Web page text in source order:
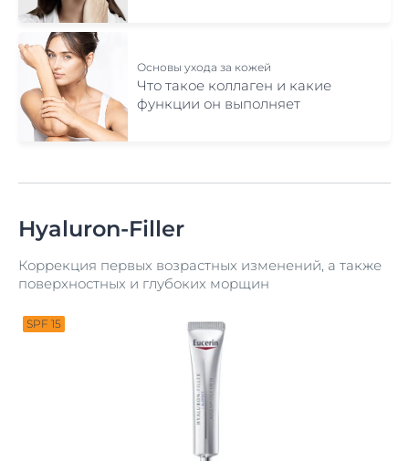
Основы ухода за кожей
Что такое коллаген и какие
функции он выполняет
Hyaluron-Filler
Коррекция первых возрастных изменений, а также
поверхностных и глубоких морщин
SPF 15